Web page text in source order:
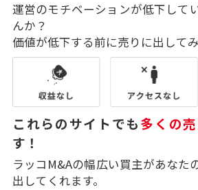
運営のモチベーションが低下して
んか？
価値が低下する前に売りに出して
これらのサイトでも多くの
す！
ラッコM&Aの幅広い買主があなた
出してくれます。